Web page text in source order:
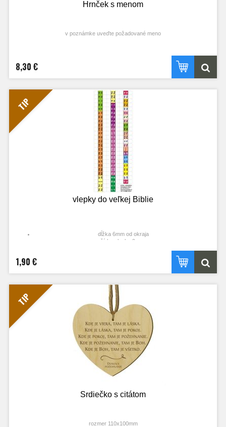
Hrnček s menom
v poznámke uveďte požadované meno
8,30 €
TIP
vlepky do veľkej Biblie
dĺžka 6mm od okraja
šírka vlepky 9 mm
1,90 €
TIP
Srdiečko s citátom
rozmer 110x100mm